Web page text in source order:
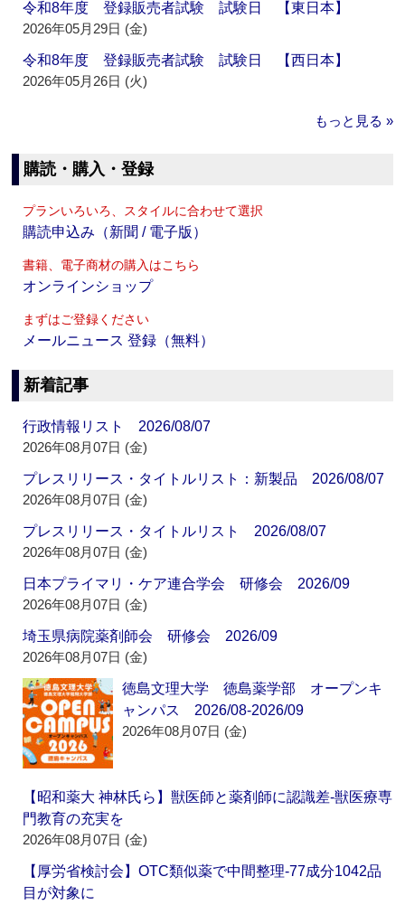
令和8年度 登録販売者試験 試験日 【東日本】
2026年05月29日 (金)
令和8年度 登録販売者試験 試験日 【西日本】
2026年05月26日 (火)
もっと見る »
購読・購入・登録
プランいろいろ、スタイルに合わせて選択
購読申込み（新聞 / 電子版）
書籍、電子商材の購入はこちら
オンラインショップ
まずはご登録ください
メールニュース 登録（無料）
新着記事
行政情報リスト 2026/08/07
2026年08月07日 (金)
プレスリリース・タイトルリスト：新製品 2026/08/07
2026年08月07日 (金)
プレスリリース・タイトルリスト 2026/08/07
2026年08月07日 (金)
日本プライマリ・ケア連合学会 研修会 2026/09
2026年08月07日 (金)
埼玉県病院薬剤師会 研修会 2026/09
2026年08月07日 (金)
徳島文理大学 徳島薬学部 オープンキ
ャンパス 2026/08-2026/09
2026年08月07日 (金)
【昭和薬大 神林氏ら】獣医師と薬剤師に認識差‐獣医療専
門教育の充実を
2026年08月07日 (金)
【厚労省検討会】OTC類似薬で中間整理‐77成分1042品
目が対象に